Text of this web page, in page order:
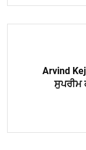
Arvind
ਸੁਪਰੀਮ